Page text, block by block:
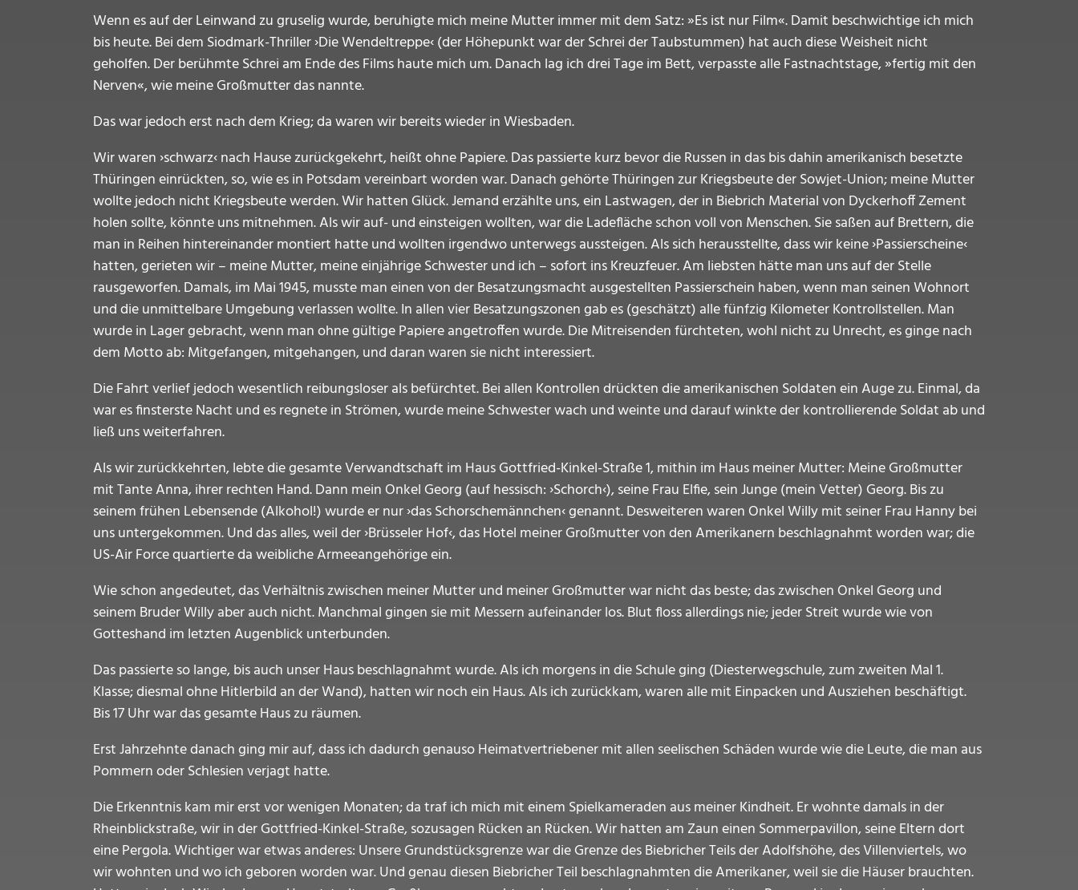
Wenn es auf der Leinwand zu gruselig wurde, beruhigte mich meine Mutter immer mit dem Satz: »Es ist nur Film«. Damit beschwichtige ich mich
bis heute. Bei dem Siodmark-Thriller ›Die Wendeltreppe‹ (der Höhepunkt war der Schrei der Taubstummen) hat auch diese Weisheit nicht
geholfen. Der berühmte Schrei am Ende des Films haute mich um. Danach lag ich drei Tage im Bett, verpasste alle Fastnachtstage, »fertig mit den
Nerven«, wie meine Großmutter das nannte.
Das war jedoch erst nach dem Krieg; da waren wir bereits wieder in Wiesbaden.
Wir waren ›schwarz‹ nach Hause zurückgekehrt, heißt ohne Papiere. Das passierte kurz bevor die Russen in das bis dahin amerikanisch besetzte
Thüringen einrückten, so, wie es in Potsdam vereinbart worden war. Danach gehörte Thüringen zur Kriegsbeute der Sowjet-Union; meine Mutter
wollte jedoch nicht Kriegsbeute werden. Wir hatten Glück. Jemand erzählte uns, ein Lastwagen, der in Biebrich Material von Dyckerhoff Zement
holen sollte, könnte uns mitnehmen. Als wir auf- und einsteigen wollten, war die Ladefläche schon voll von Menschen. Sie saßen auf Brettern, die
man in Reihen hintereinander montiert hatte und wollten irgendwo unterwegs aussteigen. Als sich herausstellte, dass wir keine ›Passierscheine‹
hatten, gerieten wir – meine Mutter, meine einjährige Schwester und ich – sofort ins Kreuzfeuer. Am liebsten hätte man uns auf der Stelle
rausgeworfen. Damals, im Mai 1945, musste man einen von der Besatzungsmacht ausgestellten Passierschein haben, wenn man seinen Wohnort
und die unmittelbare Umgebung verlassen wollte. In allen vier Besatzungszonen gab es (geschätzt) alle fünfzig Kilometer Kontrollstellen. Man
wurde in Lager gebracht, wenn man ohne gültige Papiere angetroffen wurde. Die Mitreisenden fürchteten, wohl nicht zu Unrecht, es ginge nach
dem Motto ab: Mitgefangen, mitgehangen, und daran waren sie nicht interessiert.
Die Fahrt verlief jedoch wesentlich reibungsloser als befürchtet. Bei allen Kontrollen drückten die amerikanischen Soldaten ein Auge zu. Einmal, da
war es finsterste Nacht und es regnete in Strömen, wurde meine Schwester wach und weinte und darauf winkte der kontrollierende Soldat ab und
ließ uns weiterfahren.
Als wir zurückkehrten, lebte die gesamte Verwandtschaft im Haus Gottfried-Kinkel-Straße 1, mithin im Haus meiner Mutter: Meine Großmutter
mit Tante Anna, ihrer rechten Hand. Dann mein Onkel Georg (auf hessisch: ›Schorch‹), seine Frau Elfie, sein Junge (mein Vetter) Georg. Bis zu
seinem frühen Lebensende (Alkohol!) wurde er nur ›das Schorschemännchen‹ genannt. Desweiteren waren Onkel Willy mit seiner Frau Hanny bei
uns untergekommen. Und das alles, weil der ›Brüsseler Hof‹, das Hotel meiner Großmutter von den Amerikanern beschlagnahmt worden war; die
US-Air Force quartierte da weibliche Armeeangehörige ein.
Wie schon angedeutet, das Verhältnis zwischen meiner Mutter und meiner Großmutter war nicht das beste; das zwischen Onkel Georg und
seinem Bruder Willy aber auch nicht. Manchmal gingen sie mit Messern aufeinander los. Blut floss allerdings nie; jeder Streit wurde wie von
Gotteshand im letzten Augenblick unterbunden.
Das passierte so lange, bis auch unser Haus beschlagnahmt wurde. Als ich morgens in die Schule ging (Diesterwegschule, zum zweiten Mal 1.
Klasse; diesmal ohne Hitlerbild an der Wand), hatten wir noch ein Haus. Als ich zurückkam, waren alle mit Einpacken und Ausziehen beschäftigt.
Bis 17 Uhr war das gesamte Haus zu räumen.
Erst Jahrzehnte danach ging mir auf, dass ich dadurch genauso Heimatvertriebener mit allen seelischen Schäden wurde wie die Leute, die man aus
Pommern oder Schlesien verjagt hatte.
Die Erkenntnis kam mir erst vor wenigen Monaten; da traf ich mich mit einem Spielkameraden aus meiner Kindheit. Er wohnte damals in der
Rheinblickstraße, wir in der Gottfried-Kinkel-Straße, sozusagen Rücken an Rücken. Wir hatten am Zaun einen Sommerpavillon, seine Eltern dort
eine Pergola. Wichtiger war etwas anderes: Unsere Grundstücksgrenze war die Grenze des Biebricher Teils der Adolfshöhe, des Villenviertels, wo
wir wohnten und wo ich geboren worden war. Und genau diesen Biebricher Teil beschlagnahmten die Amerikaner, weil sie die Häuser brauchten.